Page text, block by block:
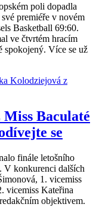
poli dopadla
premiéře v novém
Basketball 69:60.
ve čtvrtém hracím
spokojený. Více se už
Baculaté
se
finále letošního
V konkurenci dalších
1. vicemiss
vicemiss Kateřina
objektivem.